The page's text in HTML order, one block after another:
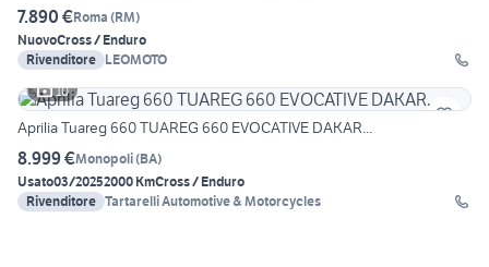
7.890 €Roma (RM)
NuovoCross / Enduro
Rivenditore LEOMOTO
10
Aprilia Tuareg 660 TUAREG 660 EVOCATIVE DAKAR...
8.999 €Monopoli(BA)
Usato03/20252000 KmCross / Enduro
Rivenditore Tartarelli Automotive & Motorcycles